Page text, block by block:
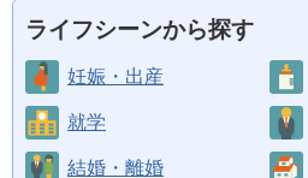
ライフシーンから探す
妊娠・出産
就学
結婚・離婚